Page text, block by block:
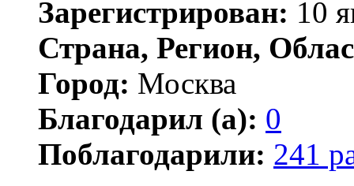
Зарегистрирован: 10
Страна, Регион,
Город: Москва
Благодарил (а): 0
Поблагодарили: 241